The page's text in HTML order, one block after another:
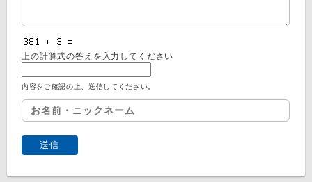
上の計算式の答えを入力してください
内容をご確認の上、送信してください。